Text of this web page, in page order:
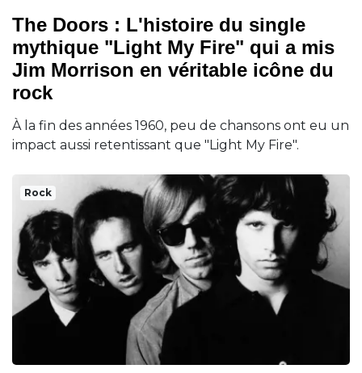
The Doors : L'histoire du single
mythique "Light My Fire" qui a mis
Jim Morrison en véritable icône du
rock
À la fin des années 1960, peu de chansons ont eu un
impact aussi retentissant que "Light My Fire".
Rock